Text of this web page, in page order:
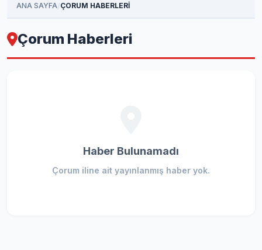
ANA SAYFA/ÇORUM HABERLERİ
Çorum Haberleri
Haber Bulunamadı
Çorum iline ait yayınlanmış haber yok.